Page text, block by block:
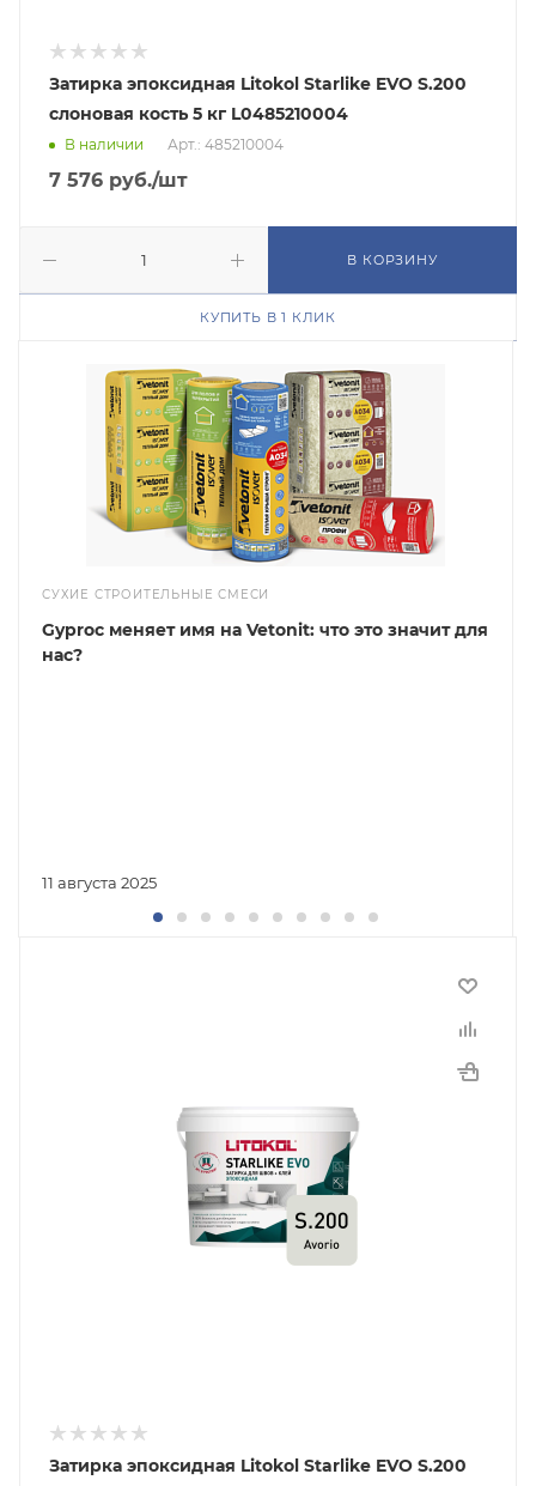
Затирка эпоксидная Litokol Starlike EVO S.200
слоновая кость 5 кг L0485210004
В наличии Арт.: 485210004
7 576 руб./шт
В КОРЗИНУ
КУПИТЬ В 1 КЛИК
СУХИЕ СТРОИТЕЛЬНЫЕ СМЕСИ
11 августа 2025
Gyproc меняет имя на Vetonit: что это значит для
нас?
Затирка эпоксидная Litokol Starlike EVO S.200